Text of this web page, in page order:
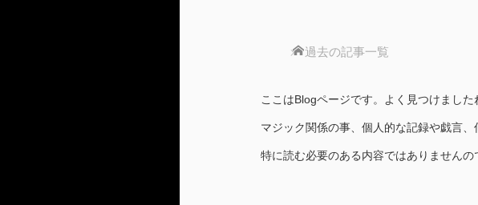
ホーム
過去の記事一覧
ここはBlogページです。よく見つけました
マジック関係の事、個人的な記録や戯言
特に読む必要のある内容ではありません